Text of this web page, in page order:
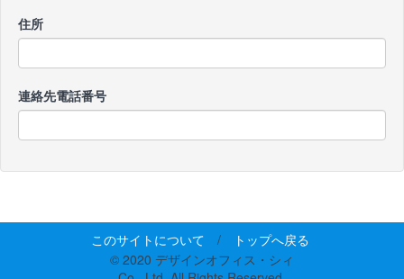
住所
連絡先電話番号
このサイトについて /
トップへ戻る
© 2020 デザインオフィス・シィ